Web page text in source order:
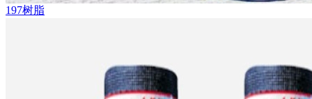
197树脂